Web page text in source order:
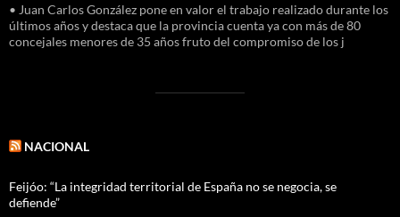
• Juan Carlos González pone en valor el trabajo realizado durante los
últimos años y destaca que la provincia cuenta ya con más de 80
concejales menores de 35 años fruto del compromiso de los j
NACIONAL
Feijóo: “La integridad territorial de España no se negocia, se
defiende”